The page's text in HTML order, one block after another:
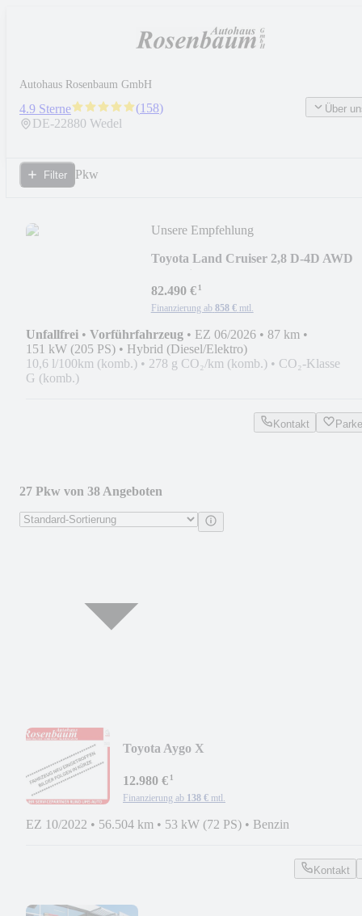
Autohaus Rosenbaum GmbH
4.9 Sterne (158)
DE-22880 Wedel
Über
Filter Pkw
Unsere Empfehlung
Toyota Land Cruiser 2,8 D-4D AWD
82.490 €¹
Finanzierung ab 858 € mtl.
Unfallfrei • Vorführfahrzeug • EZ 06/2026 • 87 km •
151 kW (205 PS) • Hybrid (Diesel/Elektro)
10,6 l/100km (komb.) • 278 g CO₂/km (komb.) • CO₂-Klasse
G (komb.)
Kontakt
27 Pkw von 38 Angeboten
Toyota Aygo X
12.980 €¹
Finanzierung ab 138 € mtl.
EZ 10/2022 • 56.504 km • 53 kW (72 PS) • Benzin
Kontakt